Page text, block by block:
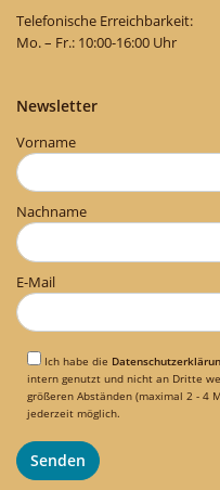
Telefonische Erreichbarkeit:
Mo. – Fr.: 10:00-16:00 Uhr
Newsletter
Vorname
Nachname
E-Mail
Ich habe die
intern genutzt und nicht an Dritte
größeren Abständen (maximal 2 - 4
jederzeit möglich.